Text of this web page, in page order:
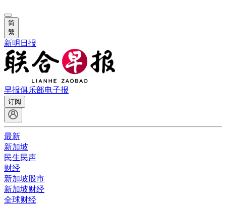
简
繁
新明日报
早报俱乐部电子报
订阅
最新
新加坡
民生民声
财经
新加坡股市
新加坡财经
全球财经